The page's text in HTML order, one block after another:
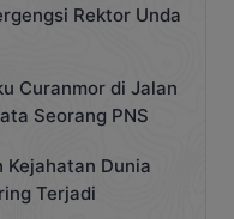
Rektor Unda
Curanmor di Jalan
Seorang PNS
Kejahatan Dunia
Terjadi